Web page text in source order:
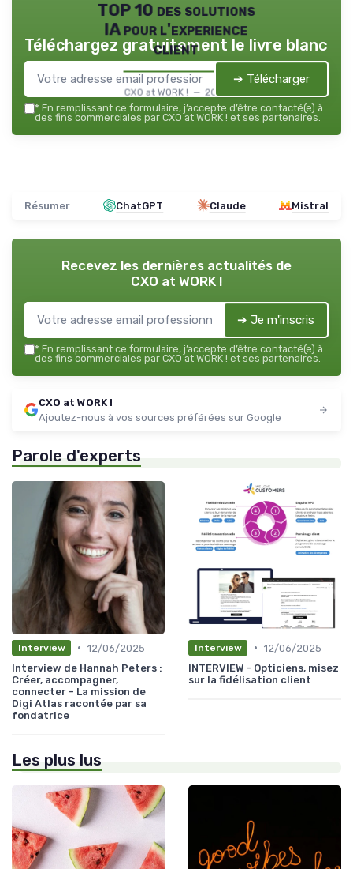
TOP 10 des solutions
IA pour l'experience
client
CXO at WORK ! — 2026
Téléchargez gratuitement le livre blanc
➔ Télécharger
* En remplissant ce formulaire, j’accepte d’être contacté(e) à
des fins commerciales par CXO at WORK ! et ses partenaires.
Résumer ChatGPT Claude Mistral
Recevez les dernières actualités de
CXO at WORK !
➔ Je m'inscris
* En remplissant ce formulaire, j’accepte d’être contacté(e) à
des fins commerciales par CXO at WORK ! et ses partenaires.
CXO at WORK !
Ajoutez-nous à vos sources préférées sur Google
Parole d'experts
Interview • 12/06/2025
Interview de Hannah Peters :
Créer, accompagner,
connecter - La mission de
Digi Atlas racontée par sa
fondatrice
Interview • 12/06/2025
INTERVIEW - Opticiens, misez
sur la fidélisation client
Les plus lus